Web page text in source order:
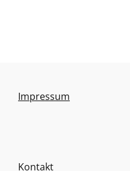
Impressum
Kontakt